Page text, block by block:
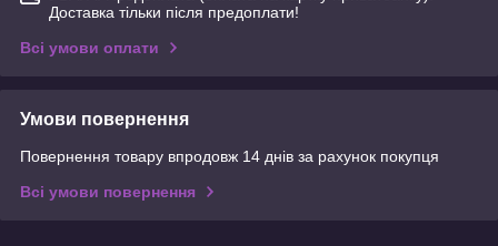
Доставка тільки після предоплати!
Всі умови оплати
Умови повернення
Повернення товару впродовж 14 днів за рахунок покупця
Всі умови повернення